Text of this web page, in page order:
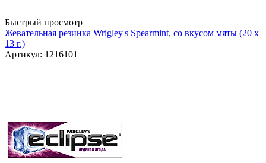
Быстрый просмотр
Жевательная резинка Wrigley's Spearmint, со вкусом мяты (20 х
13 г.)
Артикул: 1216101